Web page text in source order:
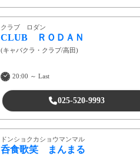
クラブ ロダン
CLUB ＲＯＤＡＮ
(キャバクラ・クラブ/高田)
20:00 ～ Last
025-520-9993
ドンショクカショウマンマル
呑食歌笑 まんまる